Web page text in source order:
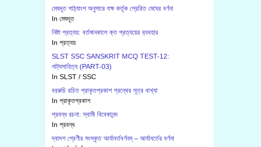
মেঘদূত পাঠ্যাংশ অনুসারে যক্ষ কর্তৃক প্রেরিত মেঘের বর্ণনা
In মেঘদূত
নিষ্টা প্রত‍্যয়: বর্তমানকালে ক্ত প্রত‍্যয়ের ব‍্যবহার
In প্রত্যয়
SLST SSC SANSKRIT MCQ TEST-12:
নাট্যসাহিত্য (PART-03)
In SLST / SSC
বররুচি রচিত প্রাকৃতপ্রকাশ গ্রন্থের সূত্র বাখ্যা
In প্রাকৃতপ্রকাশ
প্রবন্ধ রচনা: স্বামী বিবেকানন্দ
In প্রবন্ধ
দ্বাদশ শ্রেণীর সংস্কৃত আর্যাবর্তবর্ণনম্ – আর্যাবর্তের বর্ণনা